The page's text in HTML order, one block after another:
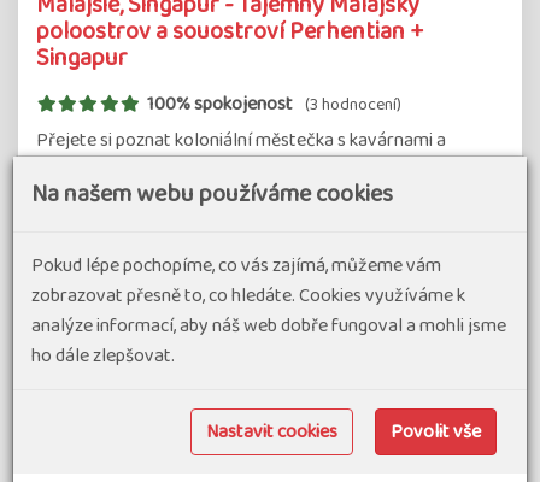
poloostrov a souostroví Perhentian +
Singapur
100% spokojenost (3 hodnocení)
Přejete si poznat koloniální městečka s kavárnami a
toužíte se podívat na okolní krajinu z výšky mrakodrapů,
nejkrásnějších plážích? Vydejte…
#Dovolená v exotice
termín zájezdu
29.04.27-14.05.27
16 dní Náročnost 2 Skupina 8-16
Na našem webu používáme cookies
Pokud lépe pochopíme, co vás zajímá, můžeme vám
zobrazovat přesně to, co hledáte. Cookies využíváme k
analýze informací, aby náš web dobře fungoval a mohli jsme
ho dále zlepšovat.
Nastavit cookies Povolit vše